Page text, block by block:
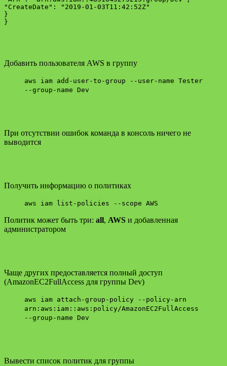
"CreateDate": "2019-01-03T11:42:52Z"
}
Добавить пользователя AWS в группу
aws iam add-user-to-group --user-name Tester
--group-name Dev
При отсутствии ошибок команда в консоль ничего не
выводится
Получить информацию о политиках
aws iam list-policies --scope AWS
Политик может быть три: all, AWS и добавленная
администратором
Чаще других предоставляется полный доступ
(AmazonEC2FullAccess для группы Dev)
aws iam attach-group-policy --policy-arn
arn:aws:iam::aws:policy/AmazonEC2FullAccess
--group-name Dev
Вывести список политик для группы